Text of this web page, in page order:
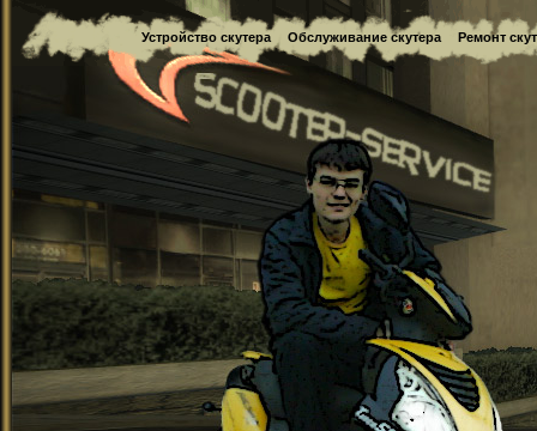
Устройство скутера Обслуживание скутера Ремонт